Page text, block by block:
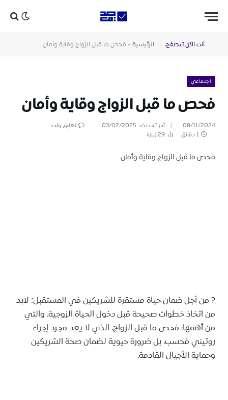
أنت الآن تتصفح: الرئيسية » فحص ما قبل الزواج وقاية وأمان
اجتماعي
فحص ما قبل الزواج وقاية وأمان
08/11/2024 آخر تحديث: 03/02/2025
تعليق واحد
1 دقائق
29زيارة
فحص ما قبل الزواج وقاية وأمان
? من أجل ضمان حياة مستقرة للشريكين في المستقبل؛ لابد
من اتخاذ خطوات صحيحة قبل دخول الحياة الزوجية، والتي
من أهمها: فحص ما قبل الزواج، الذي لا يعد مجرد إجراء
روتيني فحسب، بل ضرورة حيوية لضمان صحة الشريكين
وحماية الأجيال القادمة.